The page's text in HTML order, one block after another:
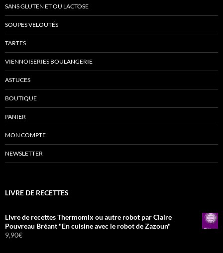
SANS GLUTEN ET OU LACTOSE
SOUPES VELOUTÉS
TARTES
VIENNOISERIES BOULANGERIE
ASTUCES
BOUTIQUE
PANIER
MON COMPTE
NEWSLETTER
LIVRE DE RECETTES
Livre de recettes Thermomix ou autre robot par Claire
Pouvreau Bréant "En cuisine avec le robot de Zazoun"
9,90€